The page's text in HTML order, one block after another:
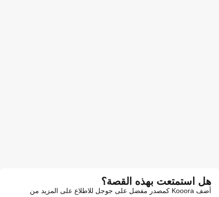
هل استمتعت بهذه القصة؟
أضف Kooora كمصدر مفضل على جوجل للاطلاع على المزيد من